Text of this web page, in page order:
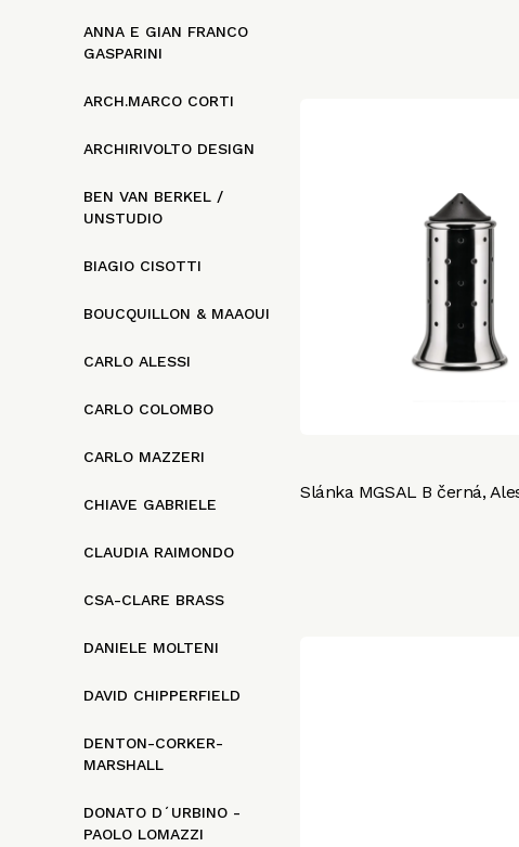
ANNA E GIAN FRANCO
GASPARINI
ARCH.MARCO CORTI
ARCHIRIVOLTO DESIGN
BEN VAN BERKEL /
UNSTUDIO
BIAGIO CISOTTI
BOUCQUILLON & MAAOUI
CARLO ALESSI
CARLO COLOMBO
CARLO MAZZERI
CHIAVE GABRIELE
CLAUDIA RAIMONDO
CSA-CLARE BRASS
DANIELE MOLTENI
DAVID CHIPPERFIELD
DENTON-CORKER-
MARSHALL
DONATO D´URBINO -
PAOLO LOMAZZI
Slánka MGSAL B černá,